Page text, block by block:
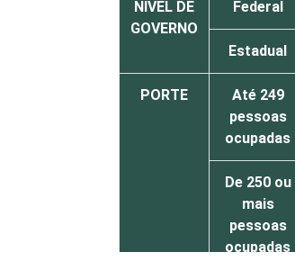
NÍVEL DE
GOVERNO
Federal
Estadual
PORTE
Até 249
pessoas
ocupadas
De 250 ou
mais
pessoas
ocupadas